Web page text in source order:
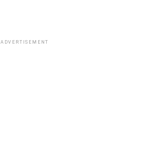
ADVERTISEMENT